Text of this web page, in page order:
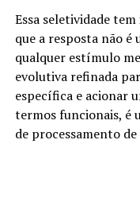
Essa seletividade
que a resposta não
qualquer estímulo
evolutiva refinada
específica e acionar
termos funcionais, é
de processamento